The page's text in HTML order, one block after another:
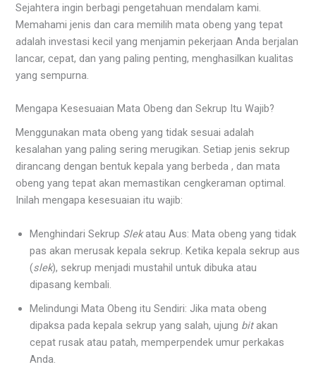
Sejahtera ingin berbagi pengetahuan mendalam kami.
Memahami jenis dan cara memilih mata obeng yang tepat
adalah investasi kecil yang menjamin pekerjaan Anda berjalan
lancar, cepat, dan yang paling penting, menghasilkan kualitas
yang sempurna.
Mengapa Kesesuaian Mata Obeng dan Sekrup Itu Wajib?
Menggunakan mata obeng yang tidak sesuai adalah
kesalahan yang paling sering merugikan. Setiap jenis sekrup
dirancang dengan bentuk kepala yang berbeda , dan mata
obeng yang tepat akan memastikan cengkeraman optimal.
Inilah mengapa kesesuaian itu wajib:
Menghindari Sekrup Slekatau Aus: Mata obeng yang tidak
pas akan merusak kepala sekrup. Ketika kepala sekrup aus
(slek), sekrup menjadi mustahil untuk dibuka atau
dipasang kembali.
Melindungi Mata Obeng itu Sendiri: Jika mata obeng
dipaksa pada kepala sekrup yang salah, ujung bitakan
cepat rusak atau patah, memperpendek umur perkakas
Anda.